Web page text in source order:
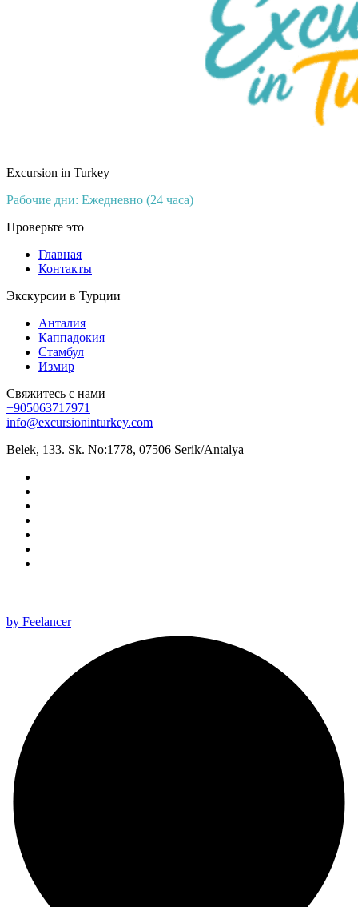
Excursion in Turkey
Рабочие дни: Ежедневно (24 часа)
Проверьте это
Главная
Контакты
Экскурсии в Турции
Анталия
Каппадокия
Стамбул
Измир
Свяжитесь с нами
+905063717971
info@excursioninturkey.com
Belek, 133. Sk. No:1778, 07506 Serik/Antalya
by Feelancer